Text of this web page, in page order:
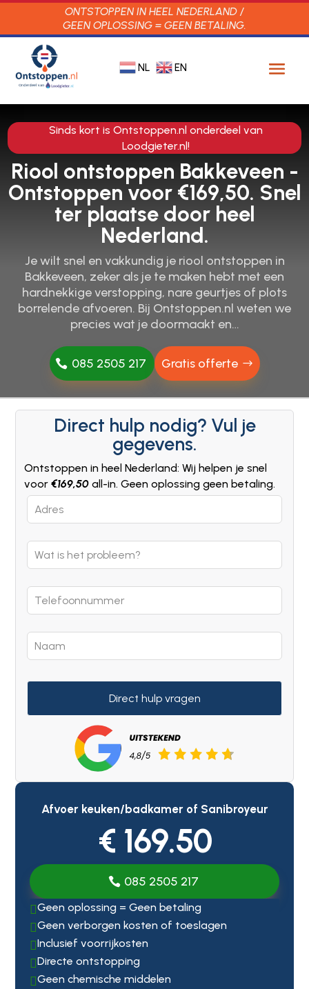
ONTSTOPPEN IN HEEL NEDERLAND /
GEEN OPLOSSING = GEEN BETALING.
NL EN
Sinds kort is Ontstoppen.nl onderdeel van
Loodgieter.nl!
Riool ontstoppen Bakkeveen -
Ontstoppen voor €169,50. Snel
ter plaatse door heel
Nederland.
Je wilt snel en vakkundig je riool ontstoppen in
Bakkeveen, zeker als je te maken hebt met een
hardnekkige verstopping, nare geurtjes of plots
borrelende afvoeren.​ Bij Ontstoppen.​nl weten we
precies wat je doormaakt en…
085 2505 217 Gratis offerte
Direct hulp nodig? Vul je
gegevens.
Ontstoppen in heel Nederland: Wij helpen je snel
voor€169,50 all-in. Geen oplossing geen betaling.
Leave
this
blank
Direct hulp vragen
Afvoer keuken/badkamer of Sanibroyeur
€ 169.50
085 2505 217
Geen oplossing = Geen betaling
Geen verborgen kosten of toeslagen
Inclusief voorrijkosten
Directe ontstopping
Geen chemische middelen